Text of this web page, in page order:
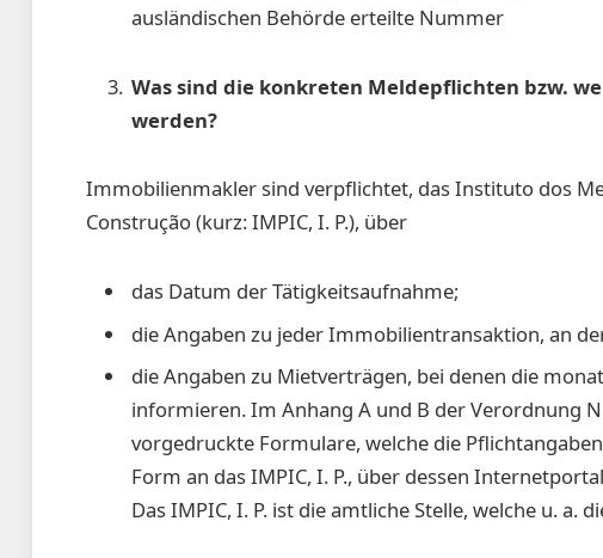
ausländischen Behörde erteilte Nummer
Was sind die konkreten Meldepflichten bzw.
werden?
Immobilienmakler sind verpflichtet, das Instituto dos
Construção (kurz: IMPIC, I. P.), über
das Datum der Tätigkeitsaufnahme;
die Angaben zu jeder Immobilientransaktion, an
die Angaben zu Mietverträgen, bei denen die
informieren. Im Anhang A und B der Verordnung
vorgedruckte Formulare, welche die
Form an das IMPIC, I. P., über dessen
Das IMPIC, I. P. ist die amtliche Stelle, welche u.